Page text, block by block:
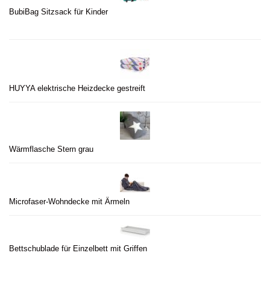
BubiBag Sitzsack für Kinder
HUYYA elektrische Heizdecke gestreift
Wärmflasche Stern grau
Microfaser-Wohndecke mit Ärmeln
Bettschublade für Einzelbett mit Griffen